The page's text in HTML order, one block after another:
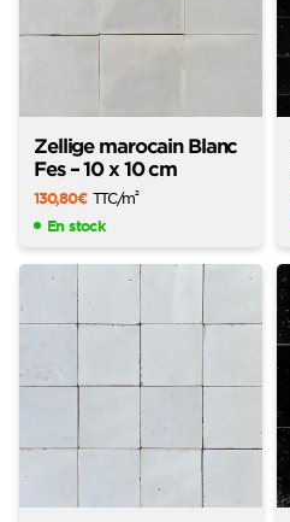
Zellige marocain Blanc
Fes – 10 x 10 cm
130,80€ TTC/m2
En stock